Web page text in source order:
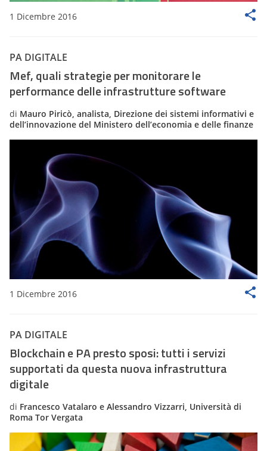
1 Dicembre 2016
PA DIGITALE
Mef, quali strategie per monitorare le
performance delle infrastrutture software
di Mauro Piricò, analista, Direzione dei sistemi informativi e
dell’innovazione del Ministero dell’economia e delle finanze
1 Dicembre 2016
PA DIGITALE
Blockchain e PA presto sposi: tutti i servizi
supportati da questa nuova infrastruttura
digitale
di Francesco Vatalaro e Alessandro Vizzarri, Università di
Roma Tor Vergata